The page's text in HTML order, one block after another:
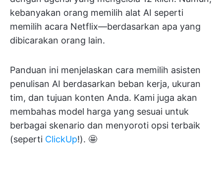
kebanyakan orang memilih alat AI seperti
memilih acara Netflix—berdasarkan apa yang
dibicarakan orang lain.
Panduan ini menjelaskan cara memilih asisten
penulisan AI berdasarkan beban kerja, ukuran
tim, dan tujuan konten Anda. Kami juga akan
membahas model harga yang sesuai untuk
berbagai skenario dan menyoroti opsi terbaik
(seperti ClickUp!). 🤩